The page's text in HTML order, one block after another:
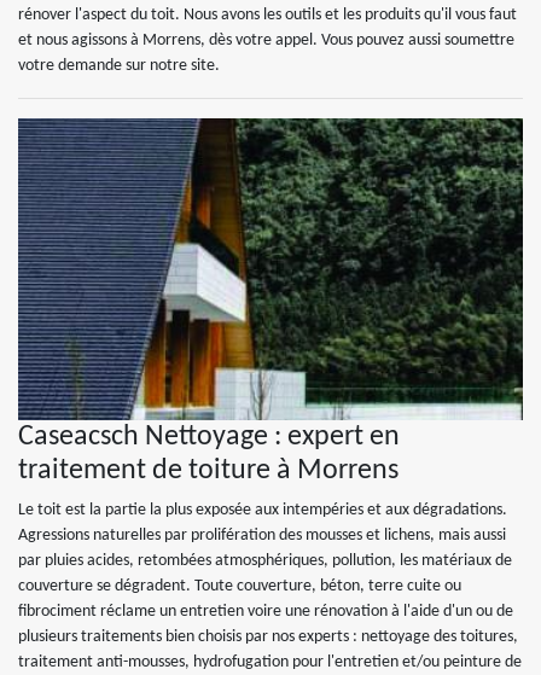
rénover l'aspect du toit. Nous avons les outils et les produits qu'il vous faut
et nous agissons à Morrens, dès votre appel. Vous pouvez aussi soumettre
votre demande sur notre site.
Caseacsch Nettoyage : expert en
traitement de toiture à Morrens
Le toit est la partie la plus exposée aux intempéries et aux dégradations.
Agressions naturelles par prolifération des mousses et lichens, mais aussi
par pluies acides, retombées atmosphériques, pollution, les matériaux de
couverture se dégradent. Toute couverture, béton, terre cuite ou
fibrociment réclame un entretien voire une rénovation à l'aide d'un ou de
plusieurs traitements bien choisis par nos experts : nettoyage des toitures,
traitement anti-mousses, hydrofugation pour l'entretien et/ou peinture de